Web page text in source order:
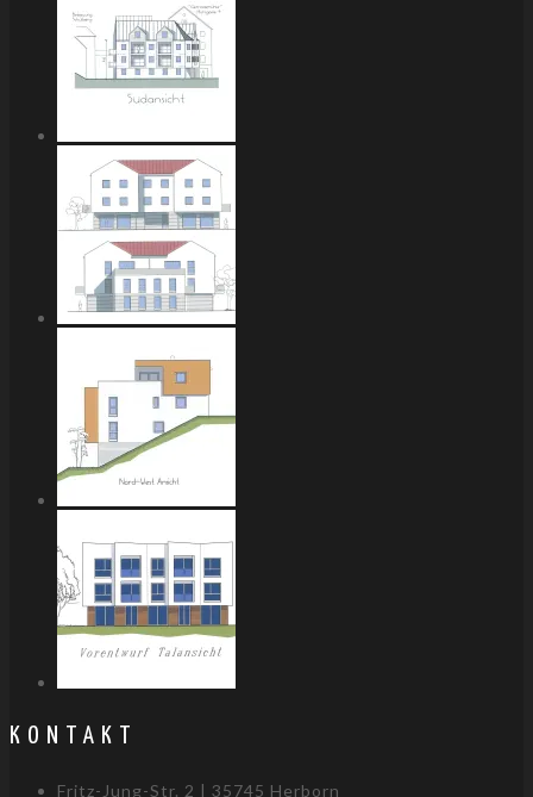
KONTAKT
Fritz-Jung-Str. 2 | 35745 Herborn